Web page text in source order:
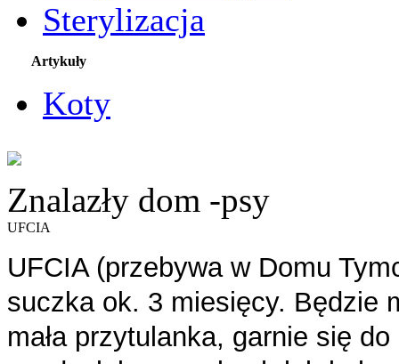
Sterylizacja
Artykuły
Koty
Znalazły dom -psy
UFCIA
UFCIA (przebywa w Domu
suczka ok. 3 miesięcy. Będzie
mała przytulanka, garnie się